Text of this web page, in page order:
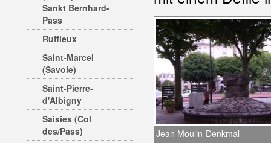
Sankt Bernhard-
Pass
Ruffieux
Saint-Marcel
(Savoie)
Saint-Pierre-
d'Albigny
Saisies (Col
des/Pass)
Jean Moulin-Denkmal